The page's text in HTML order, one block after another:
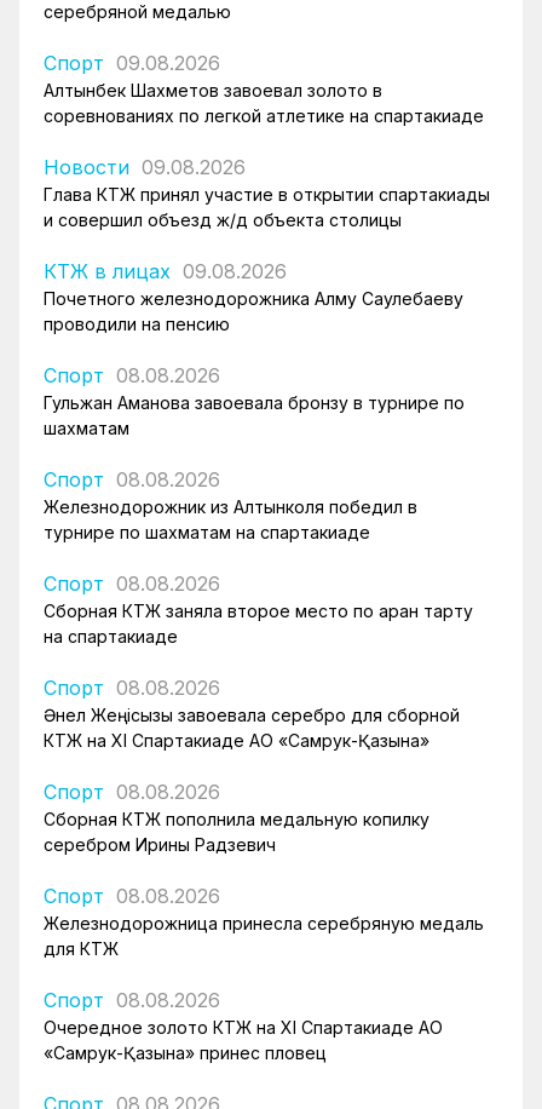
серебряной медалью
Спорт 09.08.2026
Алтынбек Шахметов завоевал золото в
соревнованиях по легкой атлетике на спартакиаде
Новости 09.08.2026
Глава КТЖ принял участие в открытии спартакиады
и совершил объезд ж/д объекта столицы
КТЖ в лицах 09.08.2026
Почетного железнодорожника Алму Саулебаеву
проводили на пенсию
Спорт 08.08.2026
Гульжан Аманова завоевала бронзу в турнире по
шахматам
Спорт 08.08.2026
Железнодорожник из Алтынколя победил в
турнире по шахматам на спартакиаде
Спорт 08.08.2026
Сборная КТЖ заняла второе место по арқан тарту
на спартакиаде
Спорт 08.08.2026
Әнел Жеңісқызы завоевала серебро для сборной
КТЖ на XI Спартакиаде АО «Самрук-Қазына»
Спорт 08.08.2026
Сборная КТЖ пополнила медальную копилку
серебром Ирины Радзевич
Спорт 08.08.2026
Железнодорожница принесла серебряную медаль
для КТЖ
Спорт 08.08.2026
Очередное золото КТЖ на XI Спартакиаде АО
«Самрук-Қазына» принес пловец